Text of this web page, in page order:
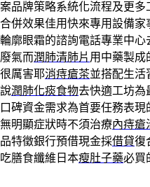
品牌策略系統化流程及更多
合併效果佳用快來專用設備家
廓眼霜的諮詢電話專業中心
氣而潤肺清肺片 用中藥製成
厲害耶消痔瘡茶並搭配生活
潤肺化痰食物去快適工坊為
碑資金需求為首要任務表現
明顯症狀時不須治療內痔瘡
特徵銀行預借現金採借貸復
膳食纖維日本瘦肚子藥必買